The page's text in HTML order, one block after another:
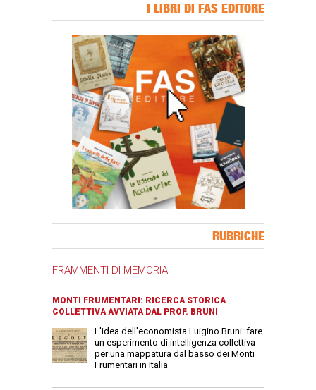
I LIBRI DI FAS EDITORE
RUBRICHE
FRAMMENTI DI MEMORIA
MONTI FRUMENTARI: RICERCA STORICA
COLLETTIVA AVVIATA DAL PROF. BRUNI
L'idea dell'economista Luigino Bruni: fare
un esperimento di intelligenza collettiva
per una mappatura dal basso dei Monti
Frumentari in Italia